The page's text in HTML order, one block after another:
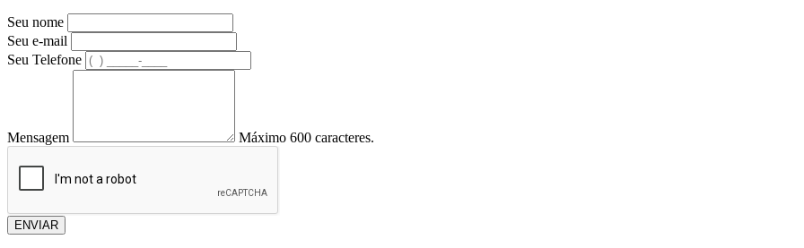
Seu nome
Seu e-mail
Seu Telefone
Mensagem Máximo 600 caracteres.
ENVIAR